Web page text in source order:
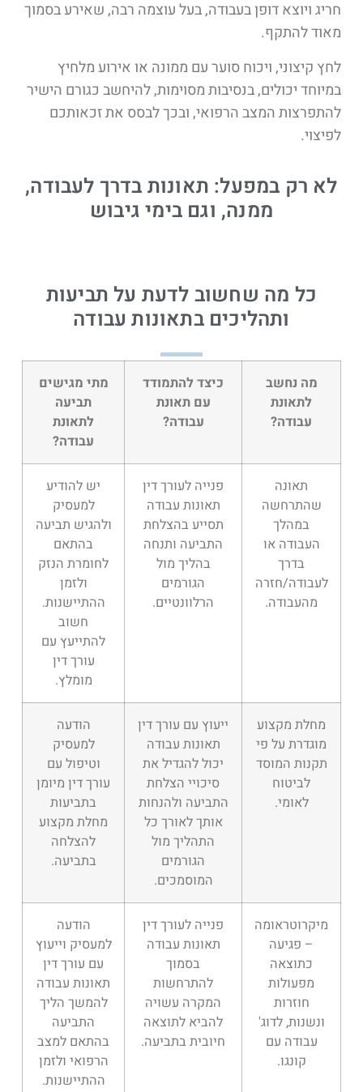
חריג ויוצא דופן בעבודה, בעל עוצמה רבה, שאירע בסמוך
מאוד להתקף.
לחץ קיצוני, ויכוח סוער עם ממונה או אירוע מלחיץ
במיוחד יכולים, בנסיבות מסוימות, להיחשב כגורם הישיר
להתפרצות המצב הרפואי, ובכך לבסס את זכאותכם
לפיצוי.
לא רק במפעל: תאונות בדרך לעבודה,
ממנה, וגם בימי גיבוש​
כל מה שחשוב לדעת על תביעות
ותהליכים בתאונות עבודה
מה נחשב
לתאונת
עבודה?
כיצד להתמודד
עם תאונת
עבודה?
מתי מגישים
תביעה
לתאונת
עבודה?
תאונה
שהתרחשה
במהלך
העבודה או
בדרך
לעבודה/חזרה
מהעבודה.
פנייה לעורך דין
תאונות עבודה
תסייע בהצלחת
התביעה ותנחה
בהליך מול
הגורמים
הרלוונטיים.
יש להודיע
למעסיק
ולהגיש תביעה
בהתאם
לחומרת הנזק
ולזמן
ההתיישנות.
חשוב
להתייעץ עם
עורך דין
מומלץ.
מחלת מקצוע
מוגדרת על פי
תקנות המוסד
לביטוח
לאומי.
ייעוץ עם עורך דין
תאונות עבודה
יכול להגדיל את
סיכויי הצלחת
התביעה ולהנחות
אותך לאורך כל
התהליך מול
הגורמים
המוסמכים.
הודעה
למעסיק
וטיפול עם
עורך דין מיומן
בתביעות
מחלת מקצוע
להצלחה
בתביעה.
מיקרוטראומה
– פגיעה
כתוצאה
מפעולות
חוזרות
ונשנות, לדוג'
עבודה עם
קונגו.
פנייה לעורך דין
תאונות עבודה
בסמוך
להתרחשות
המקרה עשויה
להביא לתוצאה
חיובית בתביעה.
הודעה
למעסיק וייעוץ
עם עורך דין
תאונות עבודה
להמשך הליך
התביעה
בהתאם למצב
הרפואי ולזמן
ההתיישנות.